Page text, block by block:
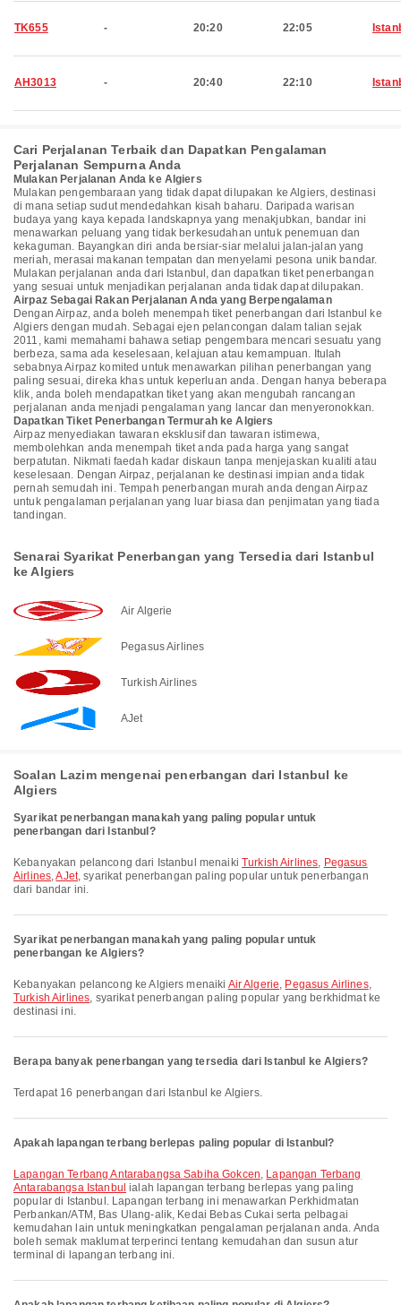
TK655 - 20:20 22:05
AH3013 - 20:40 22:10
Cari Perjalanan Terbaik dan Dapatkan Pengalaman
Perjalanan Sempurna Anda
Mulakan Perjalanan Anda ke Algiers
Mulakan pengembaraan yang tidak dapat dilupakan ke Algiers, destinasi
di mana setiap sudut mendedahkan kisah baharu. Daripada warisan
budaya yang kaya kepada landskapnya yang menakjubkan, bandar ini
menawarkan peluang yang tidak berkesudahan untuk penemuan dan
kekaguman. Bayangkan diri anda bersiar-siar melalui jalan-jalan yang
meriah, merasai makanan tempatan dan menyelami pesona unik bandar.
Mulakan perjalanan anda dari Istanbul, dan dapatkan tiket penerbangan
yang sesuai untuk menjadikan perjalanan anda tidak dapat dilupakan.
Airpaz Sebagai Rakan Perjalanan Anda yang Berpengalaman
Dengan Airpaz, anda boleh menempah tiket penerbangan dari Istanbul ke
Algiers dengan mudah. Sebagai ejen pelancongan dalam talian sejak
2011, kami memahami bahawa setiap pengembara mencari sesuatu yang
berbeza, sama ada keselesaan, kelajuan atau kemampuan. Itulah
sebabnya Airpaz komited untuk menawarkan pilihan penerbangan yang
paling sesuai, direka khas untuk keperluan anda. Dengan hanya beberapa
klik, anda boleh mendapatkan tiket yang akan mengubah rancangan
perjalanan anda menjadi pengalaman yang lancar dan menyeronokkan.
Dapatkan Tiket Penerbangan Termurah ke Algiers
Airpaz menyediakan tawaran eksklusif dan tawaran istimewa,
membolehkan anda menempah tiket anda pada harga yang sangat
berpatutan. Nikmati faedah kadar diskaun tanpa menjejaskan kualiti atau
keselesaan. Dengan Airpaz, perjalanan ke destinasi impian anda tidak
pernah semudah ini. Tempah penerbangan murah anda dengan Airpaz
untuk pengalaman perjalanan yang luar biasa dan penjimatan yang tiada
tandingan.
Senarai Syarikat Penerbangan yang Tersedia dari Istanbul
ke Algiers
Air Algerie
Pegasus Airlines
Turkish Airlines
AJet
Soalan Lazim mengenai penerbangan dari Istanbul ke
Algiers
Syarikat penerbangan manakah yang paling popular untuk
penerbangan dari Istanbul?
Kebanyakan pelancong dari Istanbul menaikiTurkish Airlines, Pegasus
Airlines,AJet, syarikat penerbangan paling popular untuk penerbangan
dari bandar ini.
Syarikat penerbangan manakah yang paling popular untuk
penerbangan ke Algiers?
Kebanyakan pelancong ke Algiers menaiki Air Algerie, Pegasus Airlines,
Turkish Airlines, syarikat penerbangan paling popular yang berkhidmat ke
destinasi ini.
Berapa banyak penerbangan yang tersedia dari Istanbul ke Algiers?
Terdapat 16 penerbangan dari Istanbul ke Algiers.
Apakah lapangan terbang berlepas paling popular di Istanbul?
Lapangan Terbang Antarabangsa Sabiha Gokcen, Lapangan Terbang
Antarabangsa Istanbul ialah lapangan terbang berlepas yang paling
popular di Istanbul. Lapangan terbang ini menawarkan Perkhidmatan
Perbankan/ATM, Bas Ulang-alik, Kedai Bebas Cukai serta pelbagai
kemudahan lain untuk meningkatkan pengalaman perjalanan anda. Anda
boleh semak maklumat terperinci tentang kemudahan dan susun atur
terminal di lapangan terbang ini.